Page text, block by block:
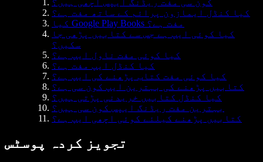
کیا کنڈل ایمازون پرائم کے ساتھ مفت ہے؟
کیا Google Play Books مفت ہے؟
کیا کوئی ایپ ہے جس سے کتابیں پڑھی جا
سکیں؟
کیا کوئی مفت ناول ایپ ہے؟
کیا کنڈل ایپ مفت ہے؟
کیا کوئی مفت کتاب پڑھنے کی ایپ ہے؟
کتابیں پڑھنے کی بہترین ایپ کون سی ہے؟
کیا کنڈل کتابیں خریدنی پڑتی ہیں؟
بہترین مفت ریڈنگ ایپس کون سی ہیں؟
کتابیں پڑھنے کیلئے کوئی اچھی ایپ ہے؟
تجویز کردہ پوسٹس